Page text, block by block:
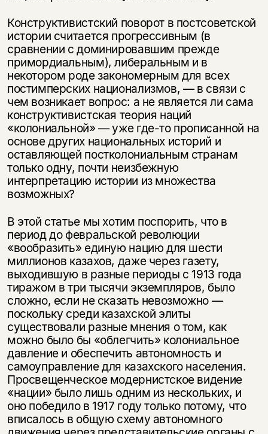
Конструктивистский поворот в постсоветской
истории считается прогрессивным (в
сравнении с доминировавшим прежде
примордиальным), либеральным и в
некотором роде закономерным для всех
постимперских национализмов, — в связи с
чем возникает вопрос: а не является ли сама
конструктивистская теория наций
«колониальной» — уже где-то прописанной на
основе других национальных историй и
оставляющей постколониальным странам
только одну, почти неизбежную
интерпретацию истории из множества
возможных?
В этой статье мы хотим поспорить, что в
период до февральской революции
«вообразить» единую нацию для шести
миллионов казахов, даже через газету,
выходившую в разные периоды с 1913 года
тиражом в три тысячи экземпляров, было
сложно, если не сказать невозможно —
поскольку среди казахской элиты
существовали разные мнения о том, как
можно было бы «облегчить» колониальное
давление и обеспечить автономность и
самоуправление для казахского населения.
Просвещенческое модернистское видение
«нации» было лишь одним из нескольких, и
оно победило в 1917 году только потому, что
вписалось в общую схему автономного
Подписка на рассылку
Раз в неделю мы отправляем рассылку
о книгах и событиях «НЛО».
За подписку дарим промокод на
скидку 15%
подписаться
Этой книги временно
нет в продаже.
Вы можете подписаться на
уведомления, и при поступлении книги
на склад получить письмо на указанный
электронный адрес.
подписаться
Эта книга
не предназначена для
несовершеннолетних
Скажите, пожалуйста,
да
нет, вернуться назад